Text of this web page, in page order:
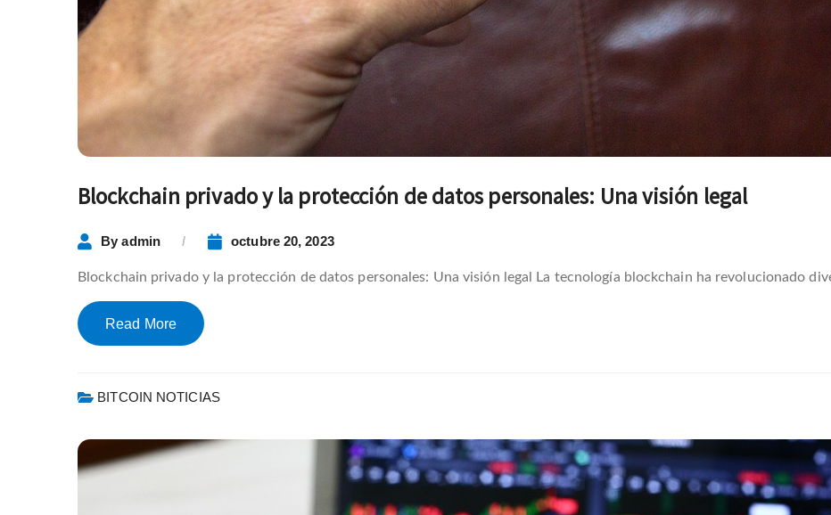
Blockchain privado y la protección de datos personales: Una visión legal
Byadmin octubre 20, 2023
Blockchain privado y la protección de datos personales: Una visión legal La tecnología blockchain ha revolucionado
Read More
BITCOIN NOTICIAS